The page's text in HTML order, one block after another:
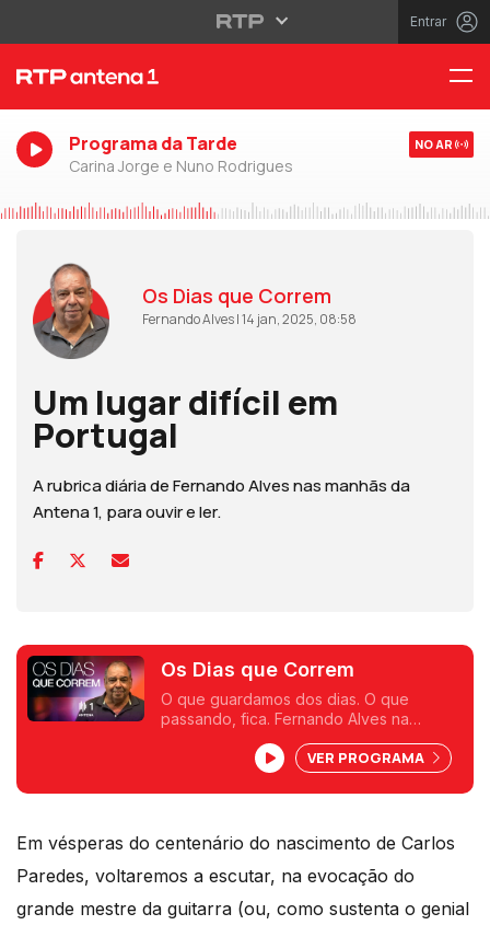
Entrar
Programa da Tarde
Carina Jorge e Nuno Rodrigues
NO AR
Os Dias que Correm
Fernando Alves | 14 jan, 2025, 08:58
Um lugar difícil em
Portugal
A rubrica diária de Fernando Alves nas manhãs da
Antena 1, para ouvir e ler.
Os Dias que Correm
O que guardamos dos dias. O que
passando, fica. Fernando Alves na
VER PROGRAMA
Em vésperas do centenário do nascimento de Carlos
Paredes, voltaremos a escutar, na evocação do
grande mestre da guitarra (ou, como sustenta o genial